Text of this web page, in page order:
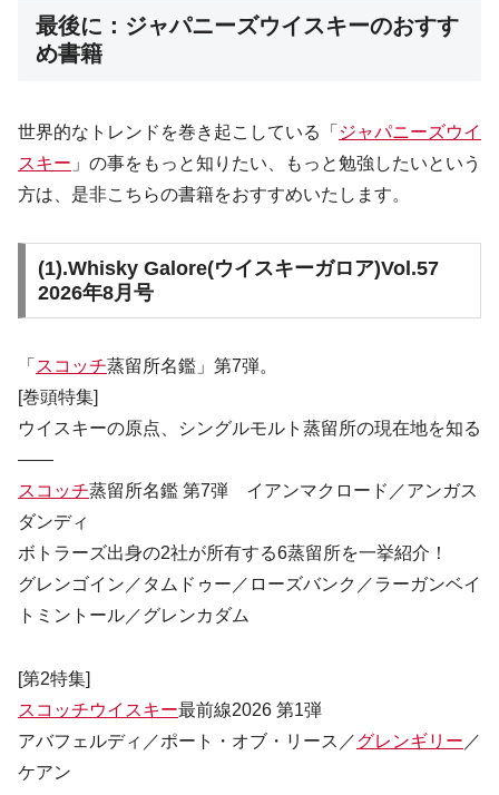
最後に：ジャパニーズウイスキーのおすす
め書籍
世界的なトレンドを巻き起こしている「 ジャパニーズウイ
スキー 」の事をもっと知りたい、もっと勉強したいという
方は、是非こちらの書籍をおすすめいたします。
(1).Whisky Galore(ウイスキーガロア)Vol.57
2026年8月号
「 スコッチ蒸留所名鑑」第7弾。
[巻頭特集]
ウイスキーの原点、シングルモルト蒸留所の現在地を知る
――
スコッチ蒸留所名鑑 第7弾 イアンマクロード／アンガス
ダンディ
ボトラーズ出身の2社が所有する6蒸留所を一挙紹介！
グレンゴイン／タムドゥー／ローズバンク／ラーガンベイ
トミントール／グレンカダム
[第2特集]
スコッチウイスキー最前線2026 第1弾
アバフェルディ／ポート・オブ・リース／グレンギリー ／
ケアン